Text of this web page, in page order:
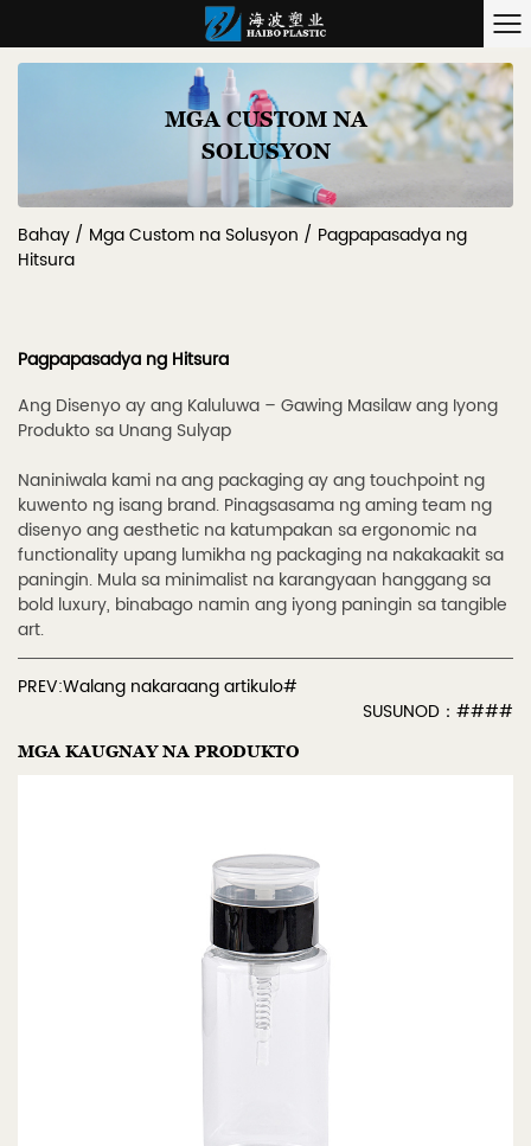
MGA CUSTOM NA
SOLUSYON
Bahay / Mga Custom na Solusyon / Pagpapasadya ng
Hitsura
Pagpapasadya ng Hitsura
Ang Disenyo ay ang Kaluluwa – Gawing Masilaw ang Iyong
Produkto sa Unang Sulyap
Naniniwala kami na ang packaging ay ang touchpoint ng
kuwento ng isang brand. Pinagsasama ng aming team ng
disenyo ang aesthetic na katumpakan sa ergonomic na
functionality upang lumikha ng packaging na nakakaakit sa
paningin. Mula sa minimalist na karangyaan hanggang sa
bold luxury, binabago namin ang iyong paningin sa tangible
art.
PREV:Walang nakaraang artikulo#
SUSUNOD：####
MGA KAUGNAY NA PRODUKTO